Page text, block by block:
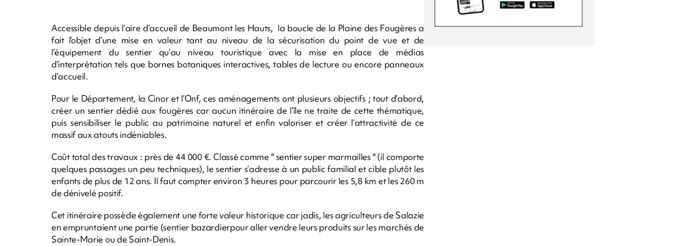
Accessible depuis l’aire d’accueil de Beaumont les Hauts, la boucle de la Plaine des Fougères a
fait l’objet d’une mise en valeur tant au niveau de la sécurisation du point de vue et de
l’équipement du sentier qu’au niveau touristique avec la mise en place de médias
d’interprétation tels que bornes botaniques interactives, tables de lecture ou encore panneaux
d’accueil.
Pour le Département, la Cinor et l’Onf, ces aménagements ont plusieurs objectifs ; tout d’abord,
créer un sentier dédié aux fougères car aucun itinéraire de l’île ne traite de cette thématique,
puis sensibiliser le public au patrimoine naturel et enfin valoriser et créer l’attractivité de ce
massif aux atouts indéniables.
Coût total des travaux : près de 44 000 €. Classé comme " sentier super marmailles " (il comporte
quelques passages un peu techniques), le sentier s’adresse à un public familial et cible plutôt les
enfants de plus de 12 ans. Il faut compter environ 3 heures pour parcourir les 5,8 km et les 260 m
de dénivelé positif.
Cet itinéraire possède également une forte valeur historique car jadis, les agriculteurs de Salazie
en empruntaient une partie (sentier bazardierpour aller vendre leurs produits sur les marchés de
Sainte-Marie ou de Saint-Denis.